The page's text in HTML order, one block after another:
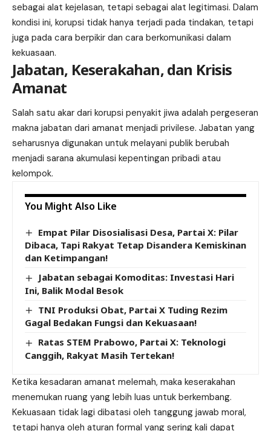
sebagai alat kejelasan, tetapi sebagai alat legitimasi. Dalam
kondisi ini, korupsi tidak hanya terjadi pada tindakan, tetapi
juga pada cara berpikir dan cara berkomunikasi dalam
kekuasaan.
Jabatan, Keserakahan, dan Krisis
Amanat
Salah satu akar dari korupsi penyakit jiwa adalah pergeseran
makna jabatan dari amanat menjadi privilese. Jabatan yang
seharusnya digunakan untuk melayani publik berubah
menjadi sarana akumulasi kepentingan pribadi atau
kelompok.
You Might Also Like
Empat Pilar Disosialisasi Desa, Partai X: Pilar
Dibaca, Tapi Rakyat Tetap Disandera Kemiskinan
dan Ketimpangan!
Jabatan sebagai Komoditas: Investasi Hari
Ini, Balik Modal Besok
TNI Produksi Obat, Partai X Tuding Rezim
Gagal Bedakan Fungsi dan Kekuasaan!
Ratas STEM Prabowo, Partai X: Teknologi
Canggih, Rakyat Masih Tertekan!
Ketika kesadaran amanat melemah, maka keserakahan
menemukan ruang yang lebih luas untuk berkembang.
Kekuasaan tidak lagi dibatasi oleh tanggung jawab moral,
tetapi hanya oleh aturan formal yang sering kali dapat